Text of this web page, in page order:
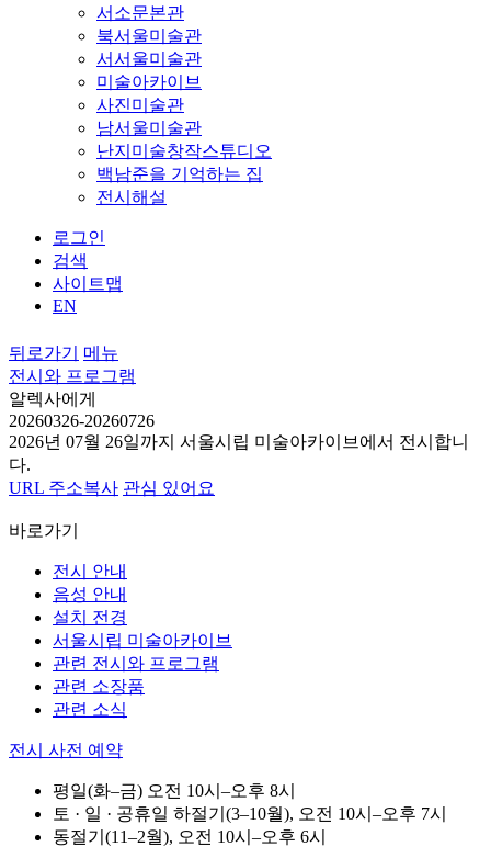
서소문본관
북서울미술관
서서울미술관
미술아카이브
사진미술관
남서울미술관
난지미술창작스튜디오
백남준을 기억하는 집
전시해설
로그인
검색
사이트맵
EN
뒤로가기
메뉴
전시와 프로그램
알렉사에게
20260326-20260726
2026년 07월 26일까지 서울시립 미술아카이브에서 전시합니
다.
URL 주소복사 관심 있어요
바로가기
전시 안내
음성 안내
설치 전경
서울시립 미술아카이브
관련 전시와 프로그램
관련 소장품
관련 소식
전시 사전 예약
평일(화–금) 오전 10시–오후 8시
토 · 일 · 공휴일 하절기(3–10월), 오전 10시–오후 7시
동절기(11–2월), 오전 10시–오후 6시